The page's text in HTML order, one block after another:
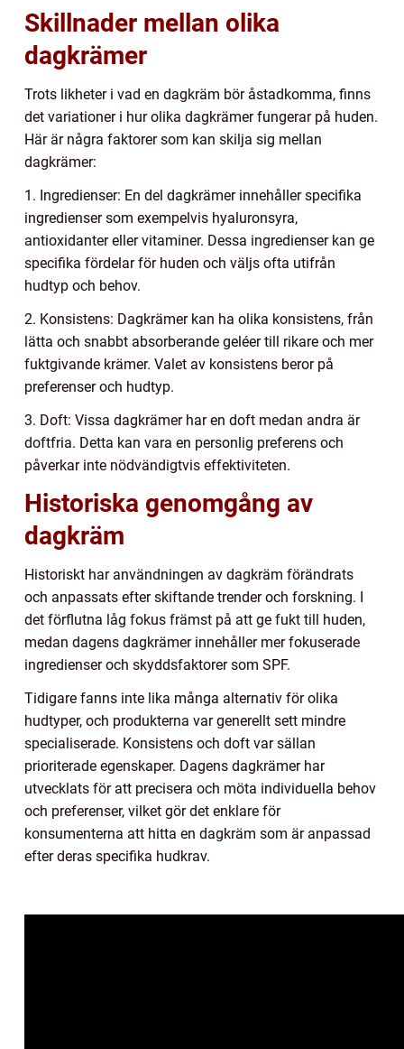
Skillnader mellan olika
dagkrämer
Trots likheter i vad en dagkräm bör åstadkomma, finns
det variationer i hur olika dagkrämer fungerar på huden.
Här är några faktorer som kan skilja sig mellan
dagkrämer:
1. Ingredienser: En del dagkrämer innehåller specifika
ingredienser som exempelvis hyaluronsyra,
antioxidanter eller vitaminer. Dessa ingredienser kan ge
specifika fördelar för huden och väljs ofta utifrån
hudtyp och behov.
2. Konsistens: Dagkrämer kan ha olika konsistens, från
lätta och snabbt absorberande geléer till rikare och mer
fuktgivande krämer. Valet av konsistens beror på
preferenser och hudtyp.
3. Doft: Vissa dagkrämer har en doft medan andra är
doftfria. Detta kan vara en personlig preferens och
påverkar inte nödvändigtvis effektiviteten.
Historiska genomgång av
dagkräm
Historiskt har användningen av dagkräm förändrats
och anpassats efter skiftande trender och forskning. I
det förflutna låg fokus främst på att ge fukt till huden,
medan dagens dagkrämer innehåller mer fokuserade
ingredienser och skyddsfaktorer som SPF.
Tidigare fanns inte lika många alternativ för olika
hudtyper, och produkterna var generellt sett mindre
specialiserade. Konsistens och doft var sällan
prioriterade egenskaper. Dagens dagkrämer har
utvecklats för att precisera och möta individuella behov
och preferenser, vilket gör det enklare för
konsumenterna att hitta en dagkräm som är anpassad
efter deras specifika hudkrav.